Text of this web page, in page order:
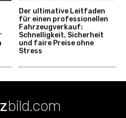
Der ultimative Leitfaden
für einen professionellen
Fahrzeugverkauf:
Schnelligkeit, Sicherheit
und faire Preise ohne
Stress
bild.com